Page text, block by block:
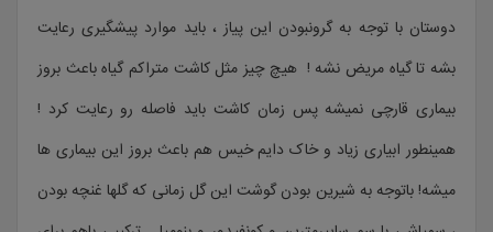
دوستان با توجه به گرونبودن این پیاز ، باید موارد پیشگیری رعایت
بشه تا گیاه مریض نشه ! هیچ چیز مثل کاشت متراکم گیاه باعث بروز
بیماری قارچی نمیشه پس زمان کاشت باید فاصله رو رعایت کرد !
همینطور ابیاری زیاد و خاک دایم خیس هم باعث بروز این بیماری ها
میشه! باتوجه به شیرین بودن گوشت این گل زمانی که گلها غنچه بودن